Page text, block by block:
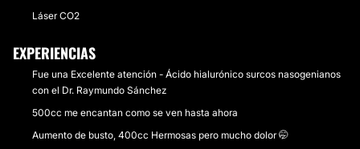
Láser CO2
EXPERIENCIAS
Fue una Excelente atención - Ácido hialurónico surcos nasogenianos
con el Dr. Raymundo Sánchez
500cc me encantan como se ven hasta ahora
Aumento de busto, 400cc Hermosas pero mucho dolor 🤭